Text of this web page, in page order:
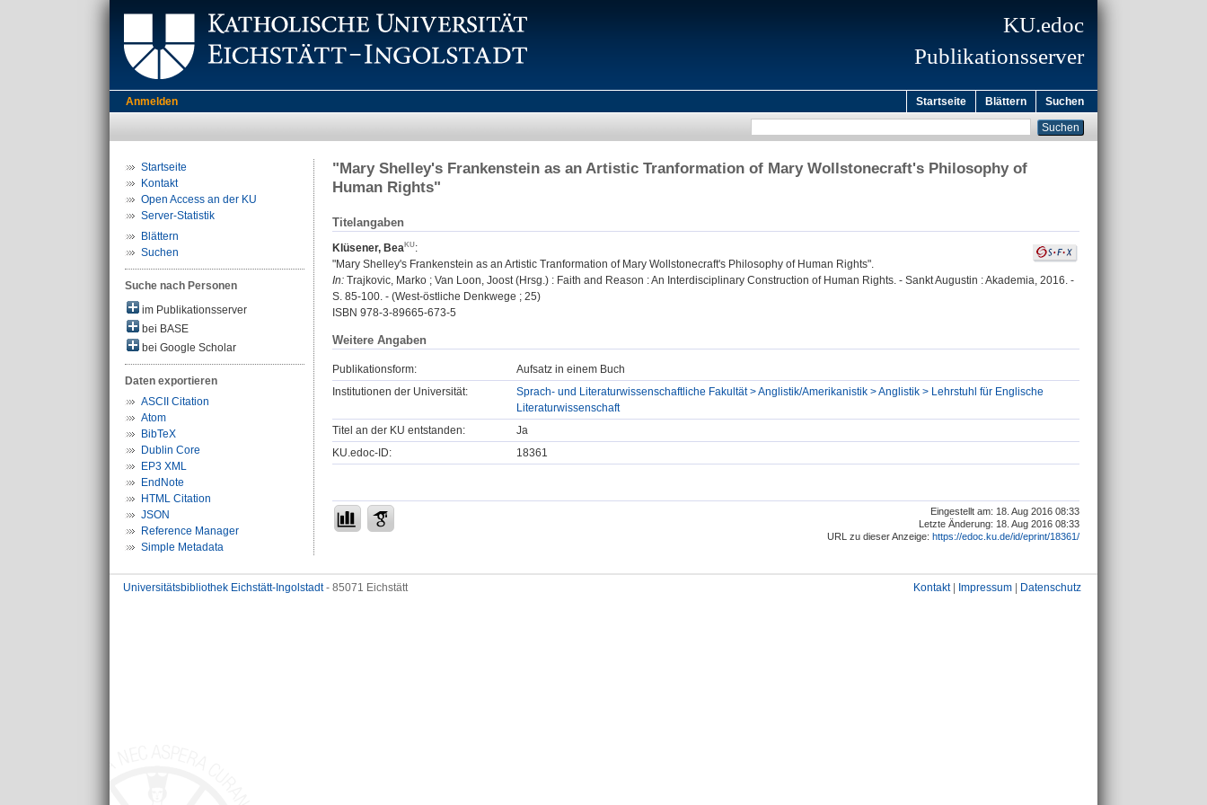
KU.edoc
Publikationsserver
Anmelden Startseite Blättern Suchen
Startseite
Kontakt
Open Access an der KU
Server-Statistik
Blättern
Suchen
Suche nach Personen
im Publikationsserver
bei BASE
bei Google Scholar
Daten exportieren
ASCII Citation
Atom
BibTeX
Dublin Core
EP3 XML
EndNote
HTML Citation
JSON
Reference Manager
Simple Metadata
"Mary Shelley's Frankenstein as an Artistic Tranformation of Mary Wollstonecraft's Philosophy of
Human Rights"
Titelangaben
Klüsener, Bea
:
"Mary Shelley's Frankenstein as an Artistic Tranformation of Mary Wollstonecraft's Philosophy of Human Rights".
In: Trajkovic, Marko ; Van Loon, Joost (Hrsg.) : Faith and Reason : An Interdisciplinary Construction of Human Rights. - Sankt Augustin : Akademia, 2016. -
S. 85-100. - (West-östliche Denkwege ; 25)
ISBN 978-3-89665-673-5
Weitere Angaben
Publikationsform:
Aufsatz in einem Buch
Institutionen der Universität:
Sprach- und Literaturwissenschaftliche Fakultät > Anglistik/Amerikanistik > Anglistik > Lehrstuhl für Englische
Literaturwissenschaft
Titel an der KU entstanden:
Ja
KU.edoc-ID:
18361
Eingestellt am: 18. Aug 2016 08:33
Letzte Änderung: 18. Aug 2016 08:33
URL zu dieser Anzeige: https://edoc.ku.de/id/eprint/18361/
Universitätsbibliothek Eichstätt-Ingolstadt- 85071 Eichstätt Kontakt| Impressum Datenschutz